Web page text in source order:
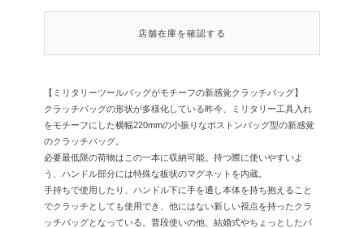
店舗在庫を確認する
【ミリタリーツールバッグがモチーフの新感覚クラッチバッグ】
クラッチバッグの形状が多様化している昨今、ミリタリー工具入れ
をモチーフにした横幅220mmの小振りなボストンバッグ型の新感覚
のクラッチバッグ。
必要最低限の荷物はこの一本に収納可能。持つ際に使いやすいよ
う、ハンドル部分には特殊な板状のマグネットを内蔵。
手持ちで使用したり、ハンドル下に手を通し本体を持ち抱えること
でクラッチとしても使用でき、他にはない新しい視点を持ったクラ
ッチバッグとなっている。普段使いの他、結婚式やちょっとしたパ